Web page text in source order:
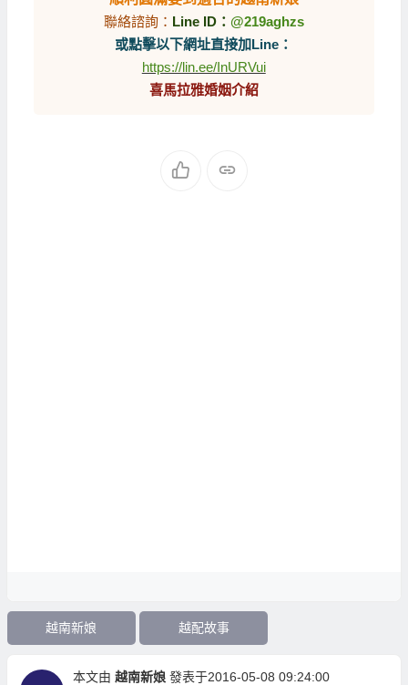
聯絡諮詢： Line ID： @219aghzs
或點擊以下網址直接加Line：
https://lin.ee/InURVui
喜馬拉雅婚姻介紹
越南新娘 越配故事
本文由 越南新娘 發表于2016-05-08 09:24:00